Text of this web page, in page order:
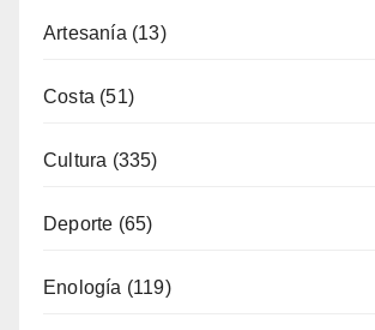
(13)
(51)
(335)
Deporte (65)
Enología (119)